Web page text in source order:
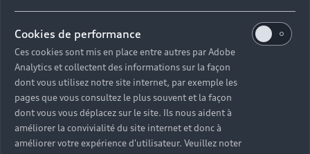
Trouver mon Partenaire Audi
SUV électrique
SUV hybride
SUV
Espace Client Audi Financial Services
Heycar
SUV société
Achat véhicule de société
Avantages voiture société
Flotte automobile
TVS
Espace personnel myAudi
Audi connect
Informations client
Functions on Demand
Notre vision
Audi Sport
Nos technologies
myAudi experience
Audi Shop : Boutique Officielle
© 2026 Audi France. Tous droits réservés.
Mentions légales
Politique sur les cookies
Gérer vos cookies
Politique de confidentialité
Système de lanceur d'alerte
Fiche produit environnementale
Devis & RDV entretien en ligne
Cookies de performance
Ces cookies sont mis en place entre autres par Adobe
Analytics et collectent des informations sur la façon
dont vous utilisez notre site internet, par exemple les
pages que vous consultez le plus souvent et la façon
dont vous vous déplacez sur le site. Ils nous aident à
améliorer la convivialité du site internet et donc à
améliorer votre expérience d'utilisateur. Veuillez noter